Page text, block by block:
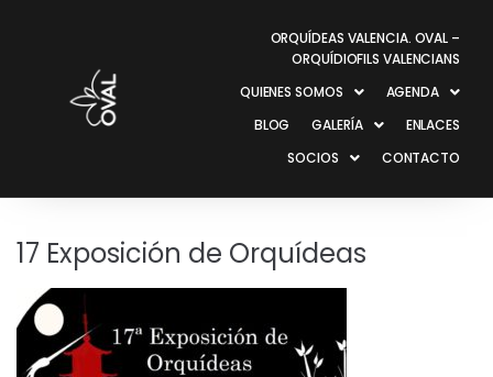
ORQUÍDEAS VALENCIA. OVAL –
ORQUÍDIOFILS VALENCIANS
QUIENES SOMOS
AGENDA
BLOG
GALERÍA
ENLACES
SOCIOS
CONTACTO
17 Exposición de Orquídeas